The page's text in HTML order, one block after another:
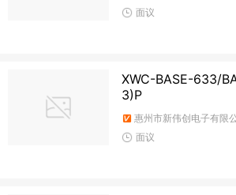
面议
XWC-BASE-633/
3)P
惠州市新伟创电子有限
面议